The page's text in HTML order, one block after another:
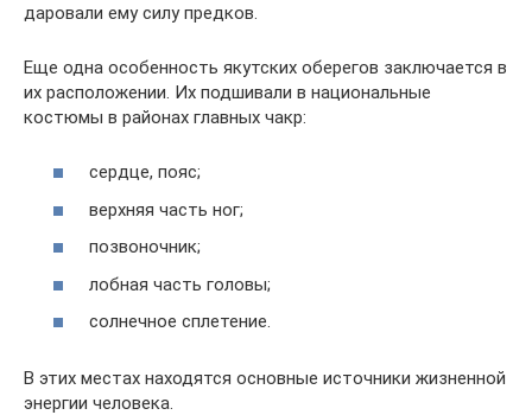
даровали ему силу предков.
Еще одна особенность якутских оберегов заключается в
их расположении. Их подшивали в национальные
костюмы в районах главных чакр:
сердце, пояс;
верхняя часть ног;
позвоночник;
лобная часть головы;
солнечное сплетение.
В этих местах находятся основные источники жизненной
энергии человека.